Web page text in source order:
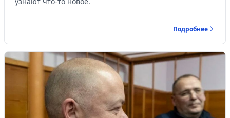
Подробнее